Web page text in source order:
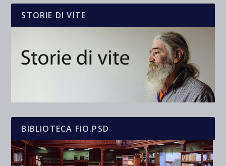
STORIE DI VITE
BIBLIOTECA FIO.PSD